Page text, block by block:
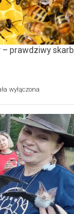
– prawdziwy skarb
wyłączona